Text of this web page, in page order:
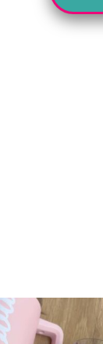
לגילוי מין